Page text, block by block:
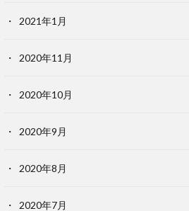
2021年1月
2020年11月
2020年10月
2020年9月
2020年8月
2020年7月